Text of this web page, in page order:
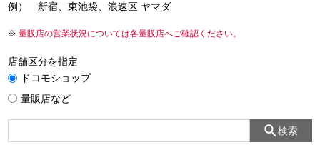
例） 新宿、東池袋、浪速区 ヤマダ
量販店の営業状況については各量販店へご確認ください。
店舗区分を指定
ドコモショップ
量販店など
検索